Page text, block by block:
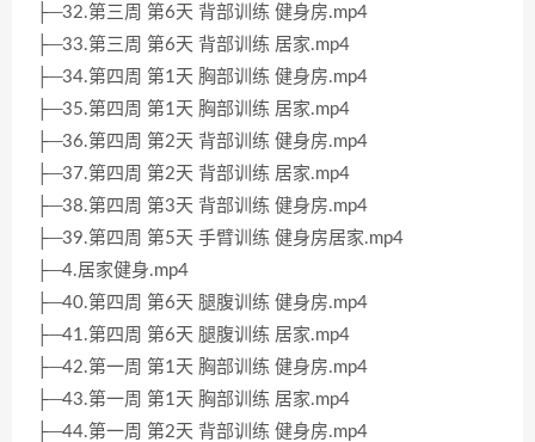
├─32.第三周 第6天 背部训练 健身房.mp4
├─33.第三周 第6天 背部训练 居家.mp4
├─34.第四周 第1天 胸部训练 健身房.mp4
├─35.第四周 第1天 胸部训练 居家.mp4
├─36.第四周 第2天 背部训练 健身房.mp4
├─37.第四周 第2天 背部训练 居家.mp4
├─38.第四周 第3天 背部训练 健身房.mp4
├─39.第四周 第5天 手臂训练 健身房居家.mp4
├─4.居家健身.mp4
├─40.第四周 第6天 腿腹训练 健身房.mp4
├─41.第四周 第6天 腿腹训练 居家.mp4
├─42.第一周 第1天 胸部训练 健身房.mp4
├─43.第一周 第1天 胸部训练 居家.mp4
├─44.第一周 第2天 背部训练 健身房.mp4